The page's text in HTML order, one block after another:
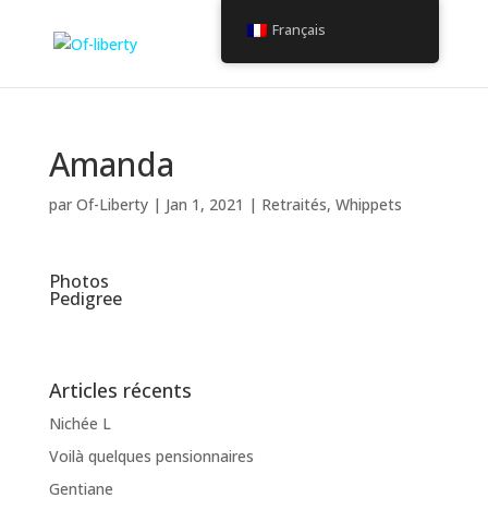
Amanda
par Of-Liberty| Jan 1, 2021 | Retraités, Whippets
Photos
Pedigree
Articles récents
Nichée L
Voilà quelques pensionnaires
Gentiane
Français